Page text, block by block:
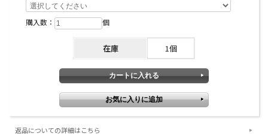
購入数： 個
在庫 1個
返品についての詳細はこちら